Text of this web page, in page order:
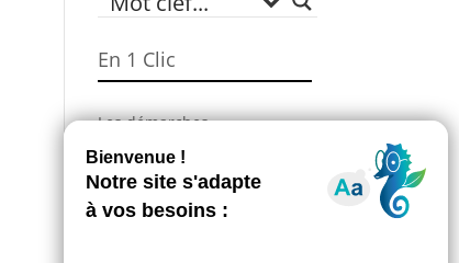
En 1 Clic
Les démarches
administratives
Campagne Sécheresse
Environnement